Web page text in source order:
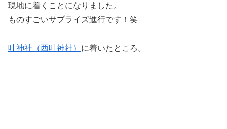
現地に着くことになりました。
ものすごいサプライズ進行です！笑
叶神社（西叶神社） に着いたところ。